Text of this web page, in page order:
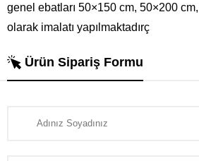
genel ebatları 50×150 cm, 50×200
olarak imalatı yapılmaktadırç
Ürün Sipariş Formu